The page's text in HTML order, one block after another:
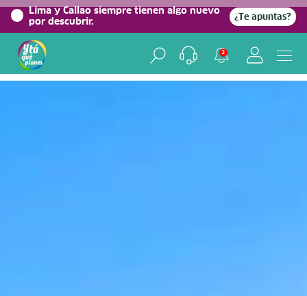
Lima y Callao siempre tienen algo nuevo
por descubrir.
¿Te apuntas?
2
Home/Blog viajero